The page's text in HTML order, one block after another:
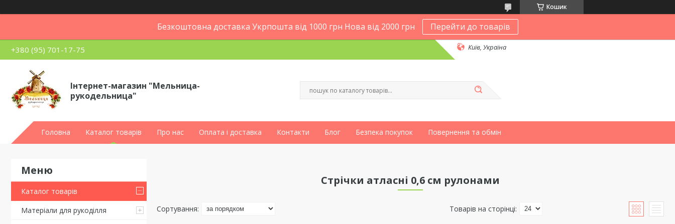
Кошик
Безкоштовна доставка Укрпошта від 1000 грн Нова від 2000 грн Перейти до товарів
+380 (95) 701-17-75 Київ, Україна
Інтернет-магазин "Мельница-
рукодельница"
Головна Каталог товарів Про нас Оплата і доставка Контакти Блог Безпека покупок Повернення та обмін
Каталог товарів
Матеріали для рукоділля
Стрічки атласні 0,6 см рулонами